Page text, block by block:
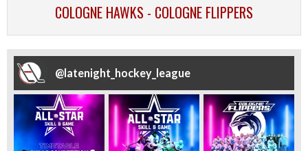
COLOGNE HAWKS - COLOGNE FLIPPERS
@latenight_hockey_league